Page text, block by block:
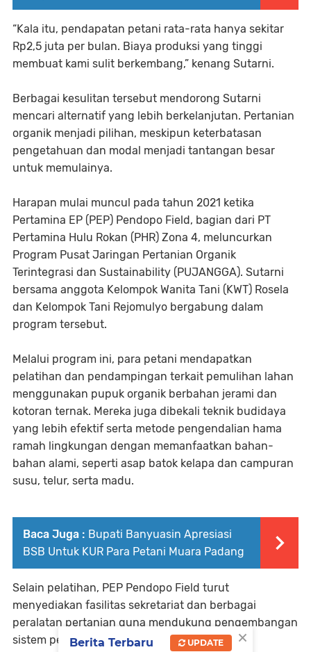
“Kala itu, pendapatan petani rata-rata hanya sekitar
Rp2,5 juta per bulan. Biaya produksi yang tinggi
membuat kami sulit berkembang,” kenang Sutarni.
Berbagai kesulitan tersebut mendorong Sutarni
mencari alternatif yang lebih berkelanjutan. Pertanian
organik menjadi pilihan, meskipun keterbatasan
pengetahuan dan modal menjadi tantangan besar
untuk memulainya.
Harapan mulai muncul pada tahun 2021 ketika
Pertamina EP (PEP) Pendopo Field, bagian dari PT
Pertamina Hulu Rokan (PHR) Zona 4, meluncurkan
Program Pusat Jaringan Pertanian Organik
Terintegrasi dan Sustainability (PUJANGGA). Sutarni
bersama anggota Kelompok Wanita Tani (KWT) Rosela
dan Kelompok Tani Rejomulyo bergabung dalam
program tersebut.
Melalui program ini, para petani mendapatkan
pelatihan dan pendampingan terkait pemulihan lahan
menggunakan pupuk organik berbahan jerami dan
kotoran ternak. Mereka juga dibekali teknik budidaya
yang lebih efektif serta metode pengendalian hama
ramah lingkungan dengan memanfaatkan bahan-
bahan alami, seperti asap batok kelapa dan campuran
susu, telur, serta madu.
Baca Juga : Bupati Banyuasin Apresiasi
BSB Untuk KUR Para Petani Muara Padang
Selain pelatihan, PEP Pendopo Field turut
menyediakan fasilitas sekretariat dan berbagai
peralatan pertanian guna mendukung pengembangan
sistem pertanian organik di Talang Ubi Utara.
×
Berita Terbaru UPDATE